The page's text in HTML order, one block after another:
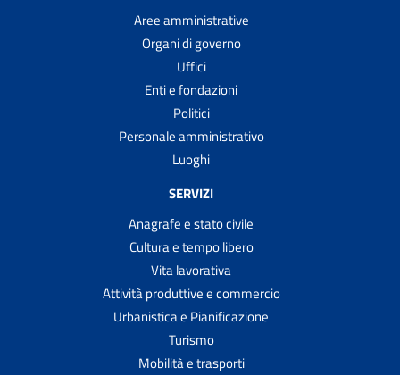
Aree amministrative
Organi di governo
Uffici
Enti e fondazioni
Politici
Personale amministrativo
Luoghi
SERVIZI
Anagrafe e stato civile
Cultura e tempo libero
Vita lavorativa
Attività produttive e commercio
Urbanistica e Pianificazione
Turismo
Mobilità e trasporti